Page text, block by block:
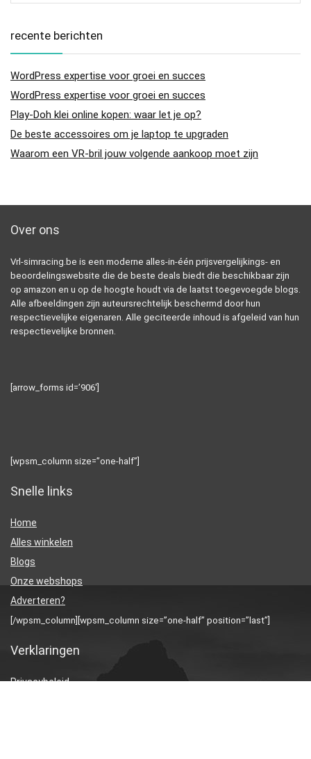
recente berichten
WordPress expertise voor groei en succes
WordPress expertise voor groei en succes
Play-Doh klei online kopen: waar let je op?
De beste accessoires om je laptop te upgraden
Waarom een VR-bril jouw volgende aankoop moet zijn
Over ons
Vrl-simracing.be is een moderne alles-in-één prijsvergelijkings- en
beoordelingswebsite die de beste deals biedt die beschikbaar zijn
op amazon en u op de hoogte houdt via de laatst toegevoegde blogs.
Alle afbeeldingen zijn auteursrechtelijk beschermd door hun
respectievelijke eigenaren. Alle geciteerde inhoud is afgeleid van hun
respectievelijke bronnen.
[arrow_forms id=’906′]
[wpsm_column size=”one-half”]
Snelle links
Home
Alles winkelen
Blogs
Onze webshops
Adverteren?
[/wpsm_column][wpsm_column size=”one-half” position=”last”]
Verklaringen
Privacybeleid